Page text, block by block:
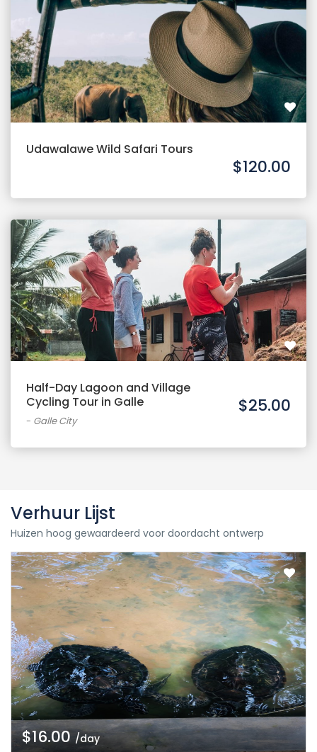
Udawalawe Wild Safari Tours
$120.00
Half-Day Lagoon and Village
Cycling Tour in Galle
- Galle City
$25.00
Verhuur Lijst
Huizen hoog gewaardeerd voor doordacht ontwerp
$16.00/day